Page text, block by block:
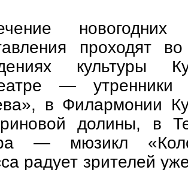
новогодних
проходят
культуры
—
в Филармонии
долины, в
— мюзикл
радует зрителей